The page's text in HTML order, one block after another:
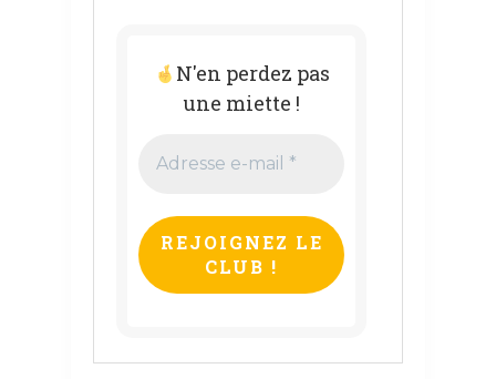
N'en perdez pas
une miette !
e-
*